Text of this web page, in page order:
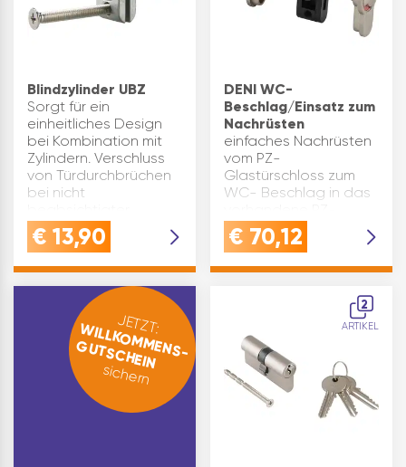
Blindzylinder UBZ
Sorgt für ein
einheitliches Design
bei Kombination mit
Zylindern. Verschluss
von Türdurchbrüchen
bei nicht
Schließfunktion.Die
Länge ist durch einen
variabel kürzb…
€ 13,90
DENI WC-
Beschlag/Einsatz zum
Nachrüsten
einfaches Nachrüsten
vom PZ-
Glastürschloss zum
WC- Beschlag in das
Schloss montierbar
Schließung durch 90°
Notöffnung von außen
Besetztanzeige in gr…
€ 70,12
JETZT:
WILLKOMMENS-
GUTSCHEIN
sichern
2
ARTIKEL